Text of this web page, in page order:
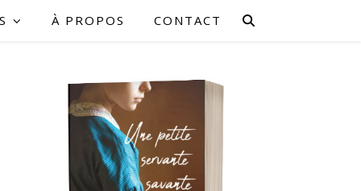
À PROPOS CONTACT